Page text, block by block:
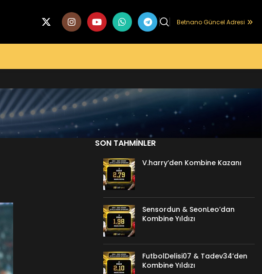
Betnano Güncel Adresi
SON TAHMINLER
V.harry’den Kombine Kazanı
Sensordun & SeonLeo’dan
Kombine Yıldızı
FutbolDelisi07 & Tadev34’den
Kombine Yıldızı